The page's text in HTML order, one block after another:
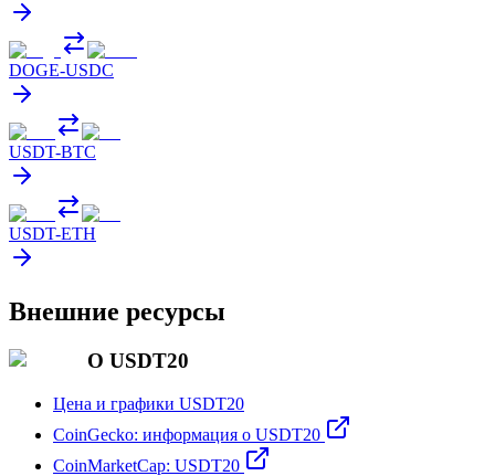
DOGE-USDC
USDT-BTC
USDT-ETH
Внешние ресурсы
О USDT20
Цена и графики USDT20
CoinGecko: информация о USDT20
CoinMarketCap: USDT20